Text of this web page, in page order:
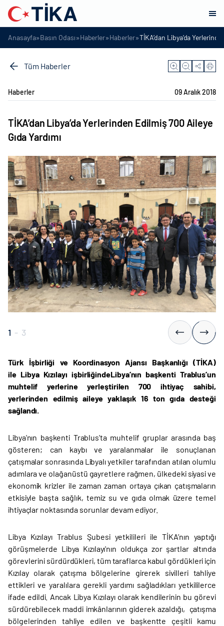
Anasayfa»Basın Odası»Haberler»Haberler»TİKA’dan Libya’da
Tüm Haberler
Haberler 09 Aralık 2018
TİKA’dan Libya’da Yerlerinden Edilmiş 700 Aileye
Gıda Yardımı
1 - 3
Türk İşbirliği ve Koordinasyon Ajansı Başkanlığı (TİKA)
ile Libya Kızılayı işbirliğindeLibya’nın başkenti Trablus’un
muhtelif yerlerine yerleştirilen 700 ihtiyaç sahibi,
yerlerinden edilmiş aileye yaklaşık 16 ton gıda desteği
sağlandı.
Libya'nın başkenti Trablus'ta muhtelif gruplar arasında baş
gösteren; can kaybı ve yaralanmalar ile sonuçlanan
çatışmalar sonrasında Libyalı yetkiler tarafından atılan olumlu
adımlara ve olağanüstü gayretlere rağmen, ülkedeki siyasi ve
ekonomik krizler ile zaman zaman ortaya çıkan çatışmaların
etkisiyle başta sağlık, temiz su ve gıda olmak üzere temel
ihtiyaçlar noktasında sorunlar devam ediyor.
Libya Kızılayı Trablus Şubesi yetkilileri ile TİKA’nın yaptığı
görüşmelerde Libya Kızılayı'nın oldukça zor şartlar altında
görevlerini sürdürdükleri, tüm taraflarca kabul gördükleri için
Kızılay olarak çatışma bölgelerine girerek sivilleri tahliye
ettikleri ve yaralılara gerekli yardımı sağladıkları yetkililerce
ifade edildi. Ancak Libya Kızılayı olarak kendilerinin bu görevi
sürdürebilecek maddi imkânlarının giderek azaldığı, çatışma
bölgelerinden tahliye edilen ve başkentte çeşitli kamu